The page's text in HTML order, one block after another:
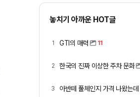
놓치기 아까운 HOT글
1 GTI의 매력 11
2 한국의 진짜 이상한 주차 문화
3